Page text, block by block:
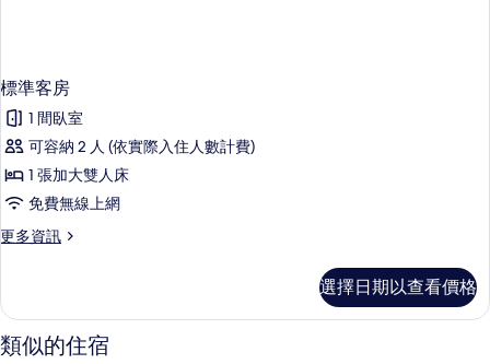
標準客房
1 間臥室
可容納 2 人 (依實際入住人數計費)
1 張加大雙人床
免費無線上網
更多資訊
更
客
房
的
選擇日期以查看價格
類似的住宿